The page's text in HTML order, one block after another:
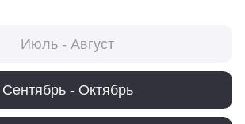
Июль - Август
Сентябрь - Октябрь